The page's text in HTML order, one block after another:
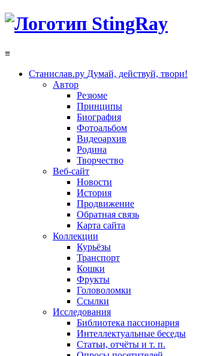
≡
Станислав.ру Думай, действуй, твори!
Автор
Резюме
Принципы
Биография
Фотоальбом
Видеоархив
Родина
Творчество
Веб-сайт
Новости
История
Продвижение
Обратная связь
Карта сайта
Коллекции
Курьёзы
Транспорт
Кошки
Фрукты
Головоломки
Ссылки
Исследования
Библиотека пассионария
Интеллектуальные беседы
Статьи, отчёты и т. п.